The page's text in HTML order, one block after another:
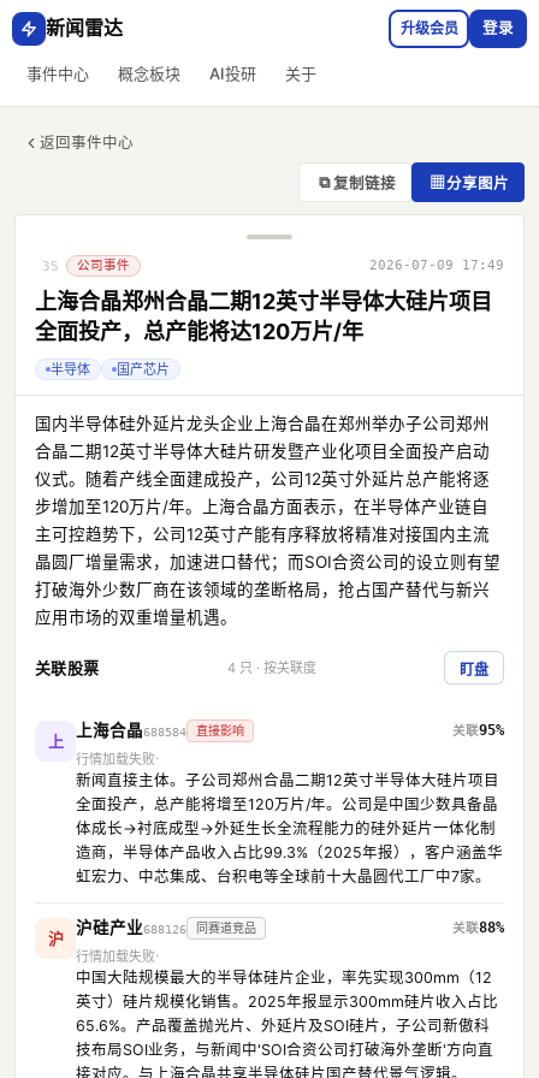
新闻雷达
事件中心 概念板块 AI投研 关于
升级会员 登录
返回事件中心
⧉ 复制链接 ▦分享图片
35 公司事件 2026-07-09 17:49
上海合晶郑州合晶二期12英寸半导体大硅片项目
全面投产，总产能将达120万片/年
半导体 国产芯片
国内半导体硅外延片龙头企业上海合晶在郑州举办子公司郑州
合晶二期12英寸半导体大硅片研发暨产业化项目全面投产启动
仪式。随着产线全面建成投产，公司12英寸外延片总产能将逐
步增加至120万片/年。上海合晶方面表示，在半导体产业链自
主可控趋势下，公司12英寸产能有序释放将精准对接国内主流
晶圆厂增量需求，加速进口替代；而SOI合资公司的设立则有望
打破海外少数厂商在该领域的垄断格局，抢占国产替代与新兴
应用市场的双重增量机遇。
关联股票 4 只 · 按关联度 盯盘
上
上海合晶688584 直接影响
95%
行情加载失败
新闻直接主体。子公司郑州合晶二期12英寸半导体大硅片项目
全面投产，总产能将增至120万片/年。公司是中国少数具备晶
体成长→衬底成型→外延生长全流程能力的硅外延片一体化制
造商，半导体产品收入占比99.3%（2025年报），客户涵盖华
虹宏力、中芯集成、台积电等全球前十大晶圆代工厂中7家。
沪
沪硅产业688126 同赛道竞品
88%
行情加载失败
中国大陆规模最大的半导体硅片企业，率先实现300mm（12
英寸）硅片规模化销售。2025年报显示300mm硅片收入占比
65.6%。产品覆盖抛光片、外延片及SOI硅片，子公司新傲科
技布局SOI业务，与新闻中'SOI合资公司打破海外垄断'方向直
接对应。与上海合晶共享半导体硅片国产替代景气逻辑。